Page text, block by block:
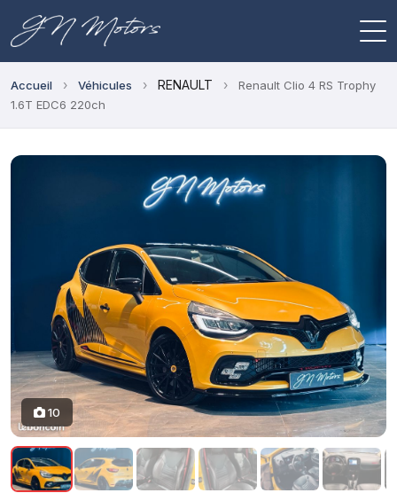
Accueil › Véhicules › RENAULT ›
Renault Clio 4 RS Trophy
1.6T EDC6 220ch
10